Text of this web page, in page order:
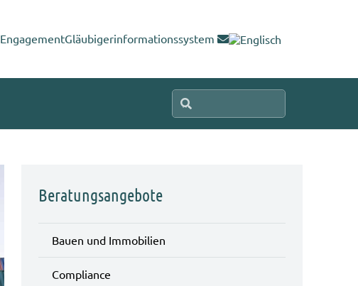
EngagementGläubigerinformationssystem
Beratungsangebote
Bauen und Immobilien
Compliance